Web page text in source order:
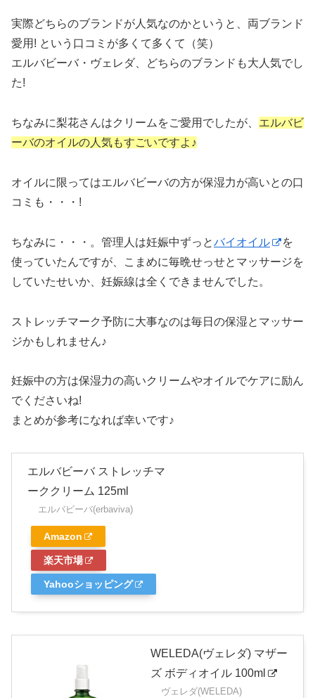
実際どちらのブランドが人気なのかというと、 両ブランド
愛用! という口コミが多くて多くて（笑）
エルバビーバ・ヴェレダ、どちらのブランドも大人気でし
た!
ちなみに梨花さんはクリームをご愛用でしたが、 エルバビ
ーバのオイルの人気もすごいですよ♪
オイルに限ってはエルバビーバの方が保湿力が高いとの口
コミも・・・!
ちなみに・・・。管理人は妊娠中ずっとバイオイル
を
使っていたんですが、こまめに毎晩せっせとマッサージを
していたせいか、妊娠線は全くできませんでした。
ストレッチマーク予防に大事なのは毎日の保湿とマッサー
ジかもしれません♪
妊娠中の方は保湿力の高いクリームやオイルでケアに励ん
でくださいね!
まとめが参考になれば幸いです♪
エルバビーバ ストレッチマ
ーククリーム 125ml
エルバビーバ(erbaviva)
Amazon
楽天市場
Yahooショッピング
WELEDA(ヴェレダ) マザー
ズ ボディオイル 100ml
ヴェレダ(WELEDA)